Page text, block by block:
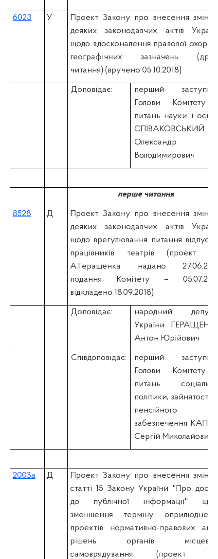
6023 У
Проект Закону про внесення змін
деяких законодавчих актів
щодо вдосконалення правової
географічних зазначень
читання) (вручено 05.10.2018)
Доповідає:
перший
Голови Комітету
питань науки і
СПІВАКОВСЬКИЙ
Олександр
Володимирович
перше читання
8528 Д
Проект Закону про внесення змін
деяких законодавчих актів
щодо врегулювання питання
працівників театрів (проект
А.Геращенка надано
подання Комітету –
відкладено 18.09.2018)
Доповідає:
народний
України
Антон Юрійович
Співдоповідає:
перший
Голови Комітету
питань
політики, зайнятості
пенсійного
забезпечення
Сергій Миколайович
2003а Д
Проект Закону про внесення змін
статті 15 Закону України "Про
до публічної інформації"
зменшення терміну
проектів нормативно-правових
рішень органів
самоврядування (проект